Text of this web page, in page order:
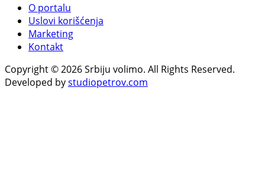
O portalu
Uslovi korišćenja
Marketing
Kontakt
Copyright © 2026 Srbiju volimo. All Rights Reserved.
Developed bystudiopetrov.com